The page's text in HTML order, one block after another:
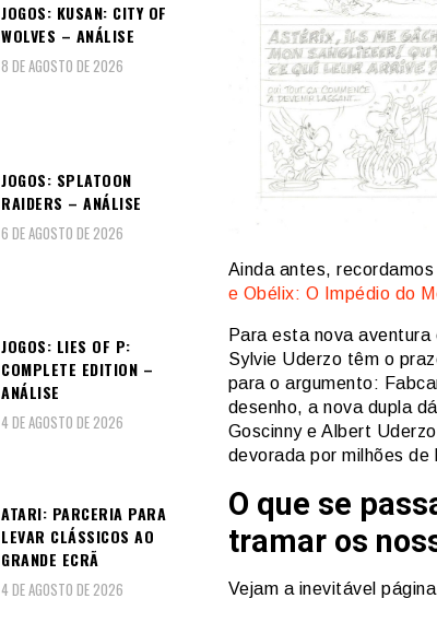
Ainda antes,
e Obélix: O Impédio do
Para esta nova
Sylvie Uderzo têm o
para o argumento:
desenho, a nova dupla
Goscinny e Albert
devorada por milhões
O que se
tramar os
Vejam a inevitável
JOGOS: KUSAN: CITY OF
WOLVES – ANÁLISE
8 DE AGOSTO DE 2026
JOGOS: SPLATOON
RAIDERS – ANÁLISE
6 DE AGOSTO DE 2026
JOGOS: LIES OF P:
COMPLETE EDITION –
ANÁLISE
4 DE AGOSTO DE 2026
ATARI: PARCERIA PARA
LEVAR CLÁSSICOS AO
GRANDE ECRÃ
4 DE AGOSTO DE 2026